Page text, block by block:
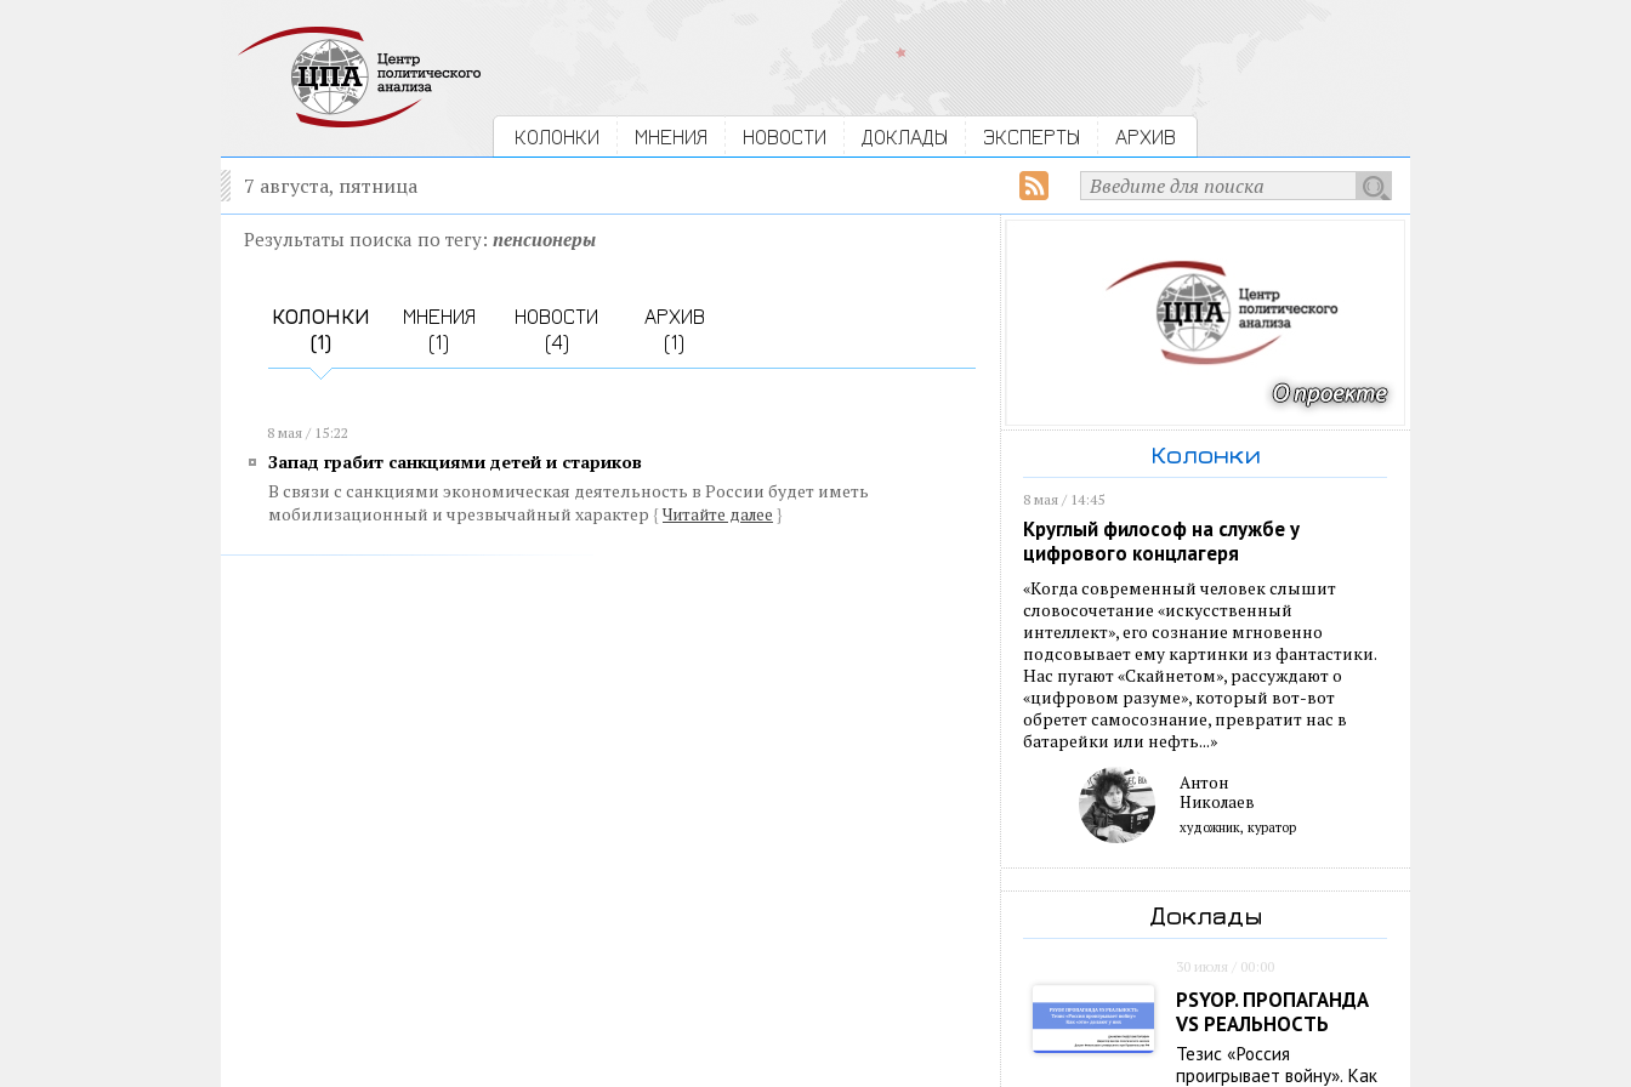
КОЛОНКИ МНЕНИЯ НОВОСТИ ДОКЛАДЫ ЭКСПЕРТЫ АРХИВ
7 августа, пятница
Результаты поиска по тегу: пенсионеры
КОЛОНКИ
(1)
МНЕНИЯ
(1)
НОВОСТИ
(4)
АРХИВ
(1)
8 мая / 15:22
Запад грабит санкциями детей и стариков
В связи с санкциями экономическая деятельность в России будет иметь
мобилизационный и чрезвычайный характер { Читайте далее }
Колонки
8 мая / 14:45
Круглый философ на службе у
цифрового концлагеря
«Когда современный человек слышит
словосочетание «искусственный
интеллект», его сознание мгновенно
подсовывает ему картинки из фантастики.
Нас пугают «Скайнетом», рассуждают о
«цифровом разуме», который вот-вот
обретет самосознание, превратит нас в
батарейки или нефть...»
Антон
Николаев
художник, куратор
Доклады
30 июля / 00:00
PSYOP. ПРОПАГАНДА
VS РЕАЛЬНОСТЬ
Тезис «Россия
проигрывает войну». Как